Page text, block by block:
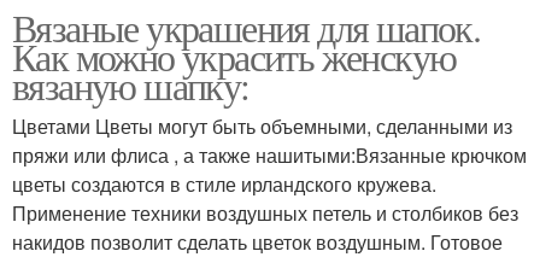
Вязаные украшения для шапок.
Как можно украсить женскую
вязаную шапку:
Цветами Цветы могут быть объемными, сделанными из
пряжи или флиса , а также нашитыми:Вязанные крючком
цветы создаются в стиле ирландского кружева.
Применение техники воздушных петель и столбиков без
накидов позволит сделать цветок воздушным. Готовое